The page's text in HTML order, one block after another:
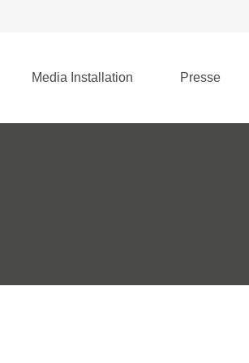
Media Installation Presse